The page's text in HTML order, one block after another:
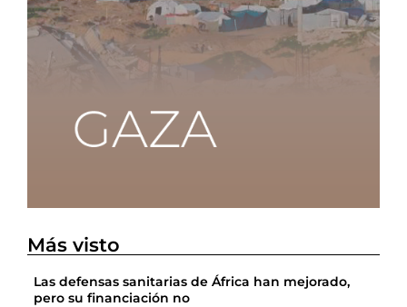
Más visto
Las defensas sanitarias de África han mejorado,
pero su financiación no